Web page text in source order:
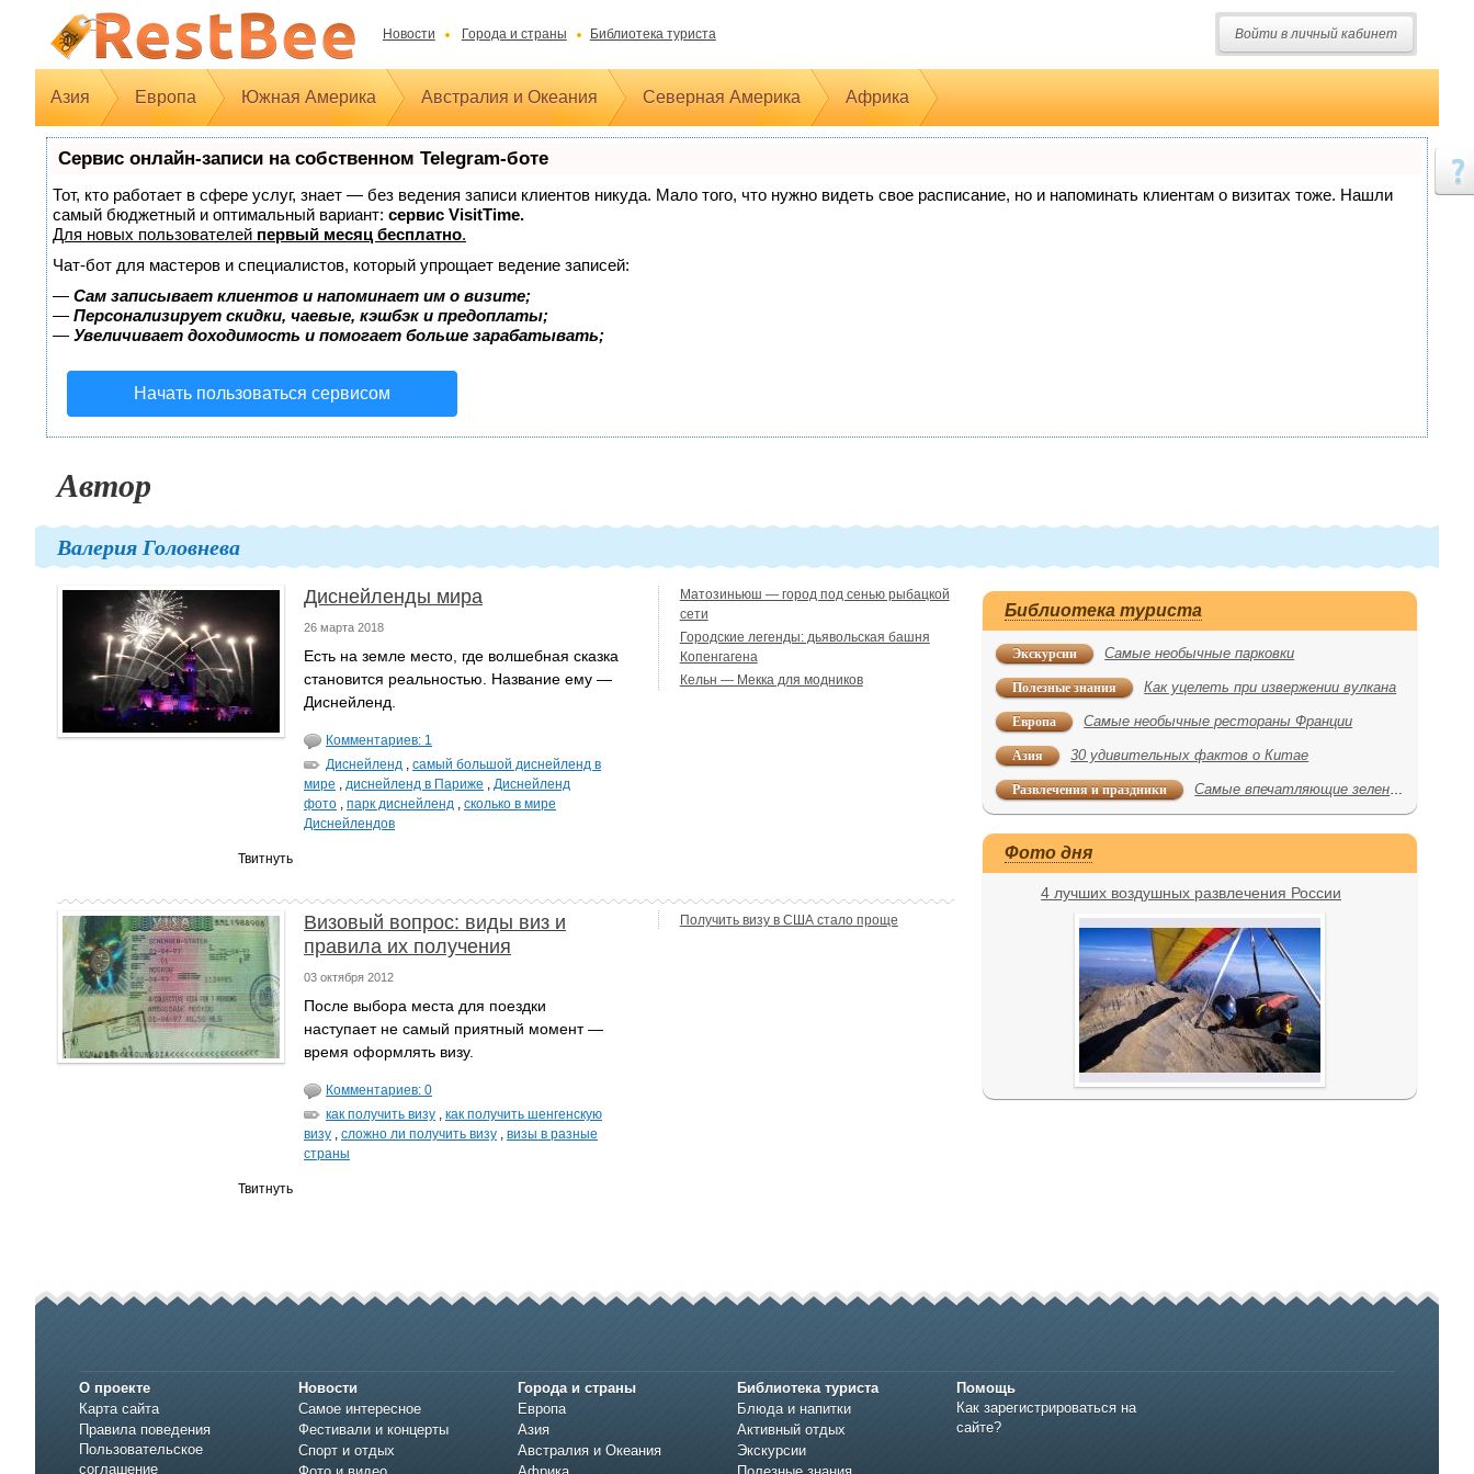
Новости Города и страны Библиотека туриста Войти в личный кабинет
Азия Европа Южная Америка Австралия и Океания Северная Америка Африка
Сервис онлайн-записи на собственном Telegram-боте
Тот, кто работает в сфере услуг, знает — без ведения записи клиентов никуда. Мало того, что нужно видеть свое расписание, но и напоминать клиентам о визитах тоже. Нашли
самый бюджетный и оптимальный вариант: сервис VisitTime.
Для новых пользователей первый месяц бесплатно.
Чат-бот для мастеров и специалистов, который упрощает ведение записей:
— Сам записывает клиентов и напоминает им о визите;
— Персонализирует скидки, чаевые, кэшбэк и предоплаты;
— Увеличивает доходимость и помогает больше зарабатывать;
Начать пользоваться сервисом
Автор
Валерия Головнева
Диснейленды мира
26 марта 2018
Есть на земле место, где волшебная сказка
становится реальностью. Название ему —
Диснейленд.
Комментариев: 1
Диснейленд , самый большой диснейленд в
мире , диснейленд в Париже , Диснейленд
фото , парк диснейленд , сколько в мире
Диснейлендов
Матозиньюш — город под сенью рыбацкой
сети
Городские легенды: дьявольская башня
Копенгагена
Кельн — Мекка для модников
Твитнуть
Визовый вопрос: виды виз и
правила их получения
03 октября 2012
После выбора места для поездки
наступает не самый приятный момент —
время оформлять визу.
Комментариев: 0
как получить визу , как получить шенгенскую
визу , сложно ли получить визу , визы в разные
страны
Получить визу в США стало проще
Твитнуть
Библиотека туриста
Экскурсии Самые необычные парковки
Полезные знания Как уцелеть при извержении вулкана
Европа Самые необычные рестораны Франции
Азия 30 удивительных фактов о Китае
Развлечения и праздники Самые впечатляющие зеленые лабиринты
Фото дня
4 лучших воздушных развлечения России
О проекте
Карта сайта
Правила поведения
Пользовательское
соглашение
Новости
Самое интересное
Фестивали и концерты
Спорт и отдых
Города и страны
Европа
Азия
Австралия и Океания
Библиотека туриста
Блюда и напитки
Активный отдых
Экскурсии
Помощь
Как зарегистрироваться на
сайте?